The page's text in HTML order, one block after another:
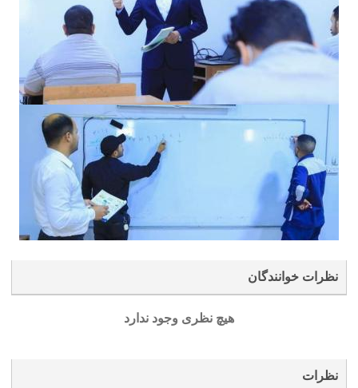
نظرات خوانندگان
هیچ نظری وجود ندارد
نظرات